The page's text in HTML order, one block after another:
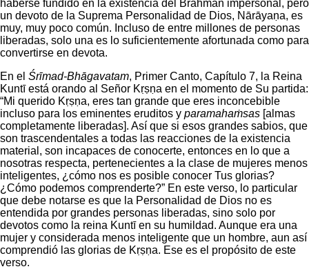
haberse fundido en la existencia del Brahman impersonal, pero
un devoto de la Suprema Personalidad de Dios, Nārāyaṇa, es
muy, muy poco común. Incluso de entre millones de personas
liberadas, solo una es lo suficientemente afortunada como para
convertirse en devota.
En el Śrīmad-Bhāgavatam, Primer Canto, Capítulo 7, la Reina
Kuntī está orando al Señor Kṛṣṇa en el momento de Su partida:
“Mi querido Kṛṣṇa, eres tan grande que eres inconcebible
incluso para los eminentes eruditos y paramahaṁsas [almas
completamente liberadas]. Así que si esos grandes sabios, que
son trascendentales a todas las reacciones de la existencia
material, son incapaces de conocerte, entonces en lo que a
nosotras respecta, pertenecientes a la clase de mujeres menos
inteligentes, ¿cómo nos es posible conocer Tus glorias?
¿Cómo podemos comprenderte?” En este verso, lo particular
que debe notarse es que la Personalidad de Dios no es
entendida por grandes personas liberadas, sino solo por
devotos como la reina Kuntī en su humildad. Aunque era una
mujer y considerada menos inteligente que un hombre, aun así
comprendió las glorias de Kṛṣṇa. Ese es el propósito de este
verso.